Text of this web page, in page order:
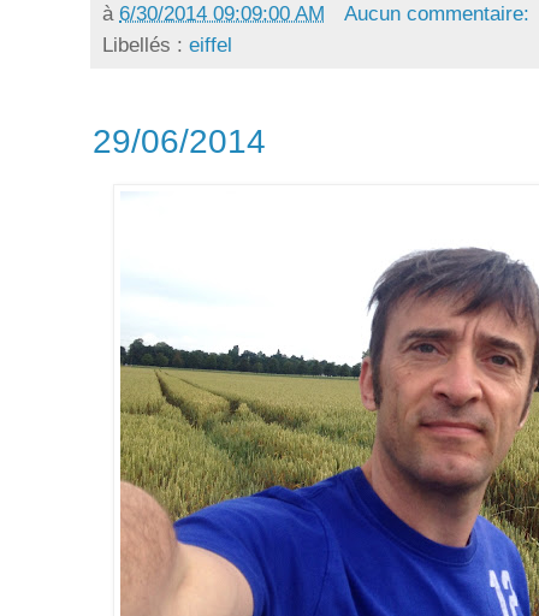
à 6/30/2014 09:09:00 AM
Aucun commentaire:
Libellés : eiffel
29/06/2014